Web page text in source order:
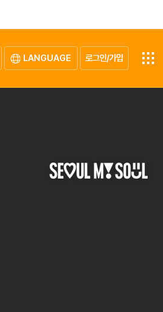
LANGUAGE 로그인/가입